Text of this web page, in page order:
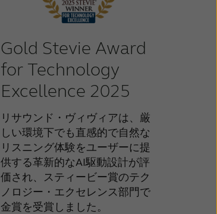
Gold Stevie Award
for Technology
Excellence 2025
リサウンド・ヴィヴィアは、厳
しい環境下でも直感的で自然な
リスニング体験をユーザーに提
供する革新的なAI駆動設計が評
価され、スティービー賞のテク
ノロジー・エクセレンス部門で
金賞を受賞しました。